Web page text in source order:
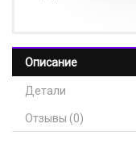
Описание
Детали
Отзывы (0)